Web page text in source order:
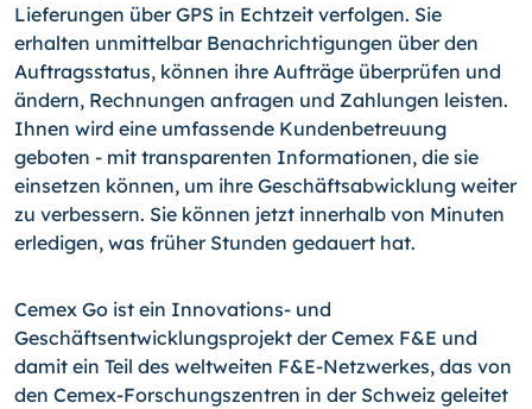
Lieferungen über GPS in Echtzeit verfolgen. Sie
erhalten unmittelbar Benachrichtigungen über den
Auftragsstatus, können ihre Aufträge überprüfen und
ändern, Rechnungen anfragen und Zahlungen leisten.
Ihnen wird eine umfassende Kundenbetreuung
geboten - mit transparenten Informationen, die sie
einsetzen können, um ihre Geschäftsabwicklung weiter
zu verbessern. Sie können jetzt innerhalb von Minuten
erledigen, was früher Stunden gedauert hat.
Cemex Go ist ein Innovations- und
Geschäftsentwicklungsprojekt der Cemex F&E und
damit ein Teil des weltweiten F&E-Netzwerkes, das von
den Cemex-Forschungszentren in der Schweiz geleitet